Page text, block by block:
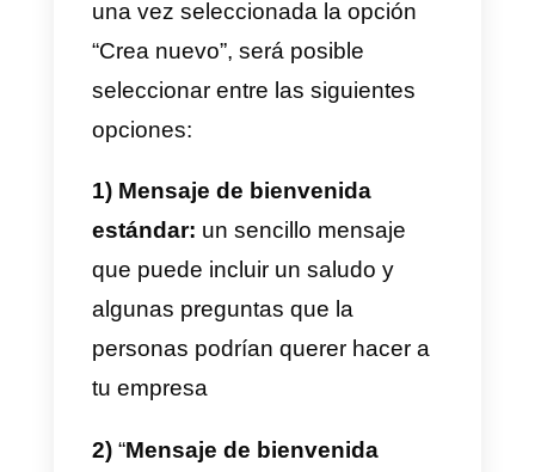
La personalización del anuncio
que lleve al inicio de un chat en
de la selección“Anuncio”, el
tercero y último paso que lleva a
la publicación del anuncio.
Una vez personalizado el